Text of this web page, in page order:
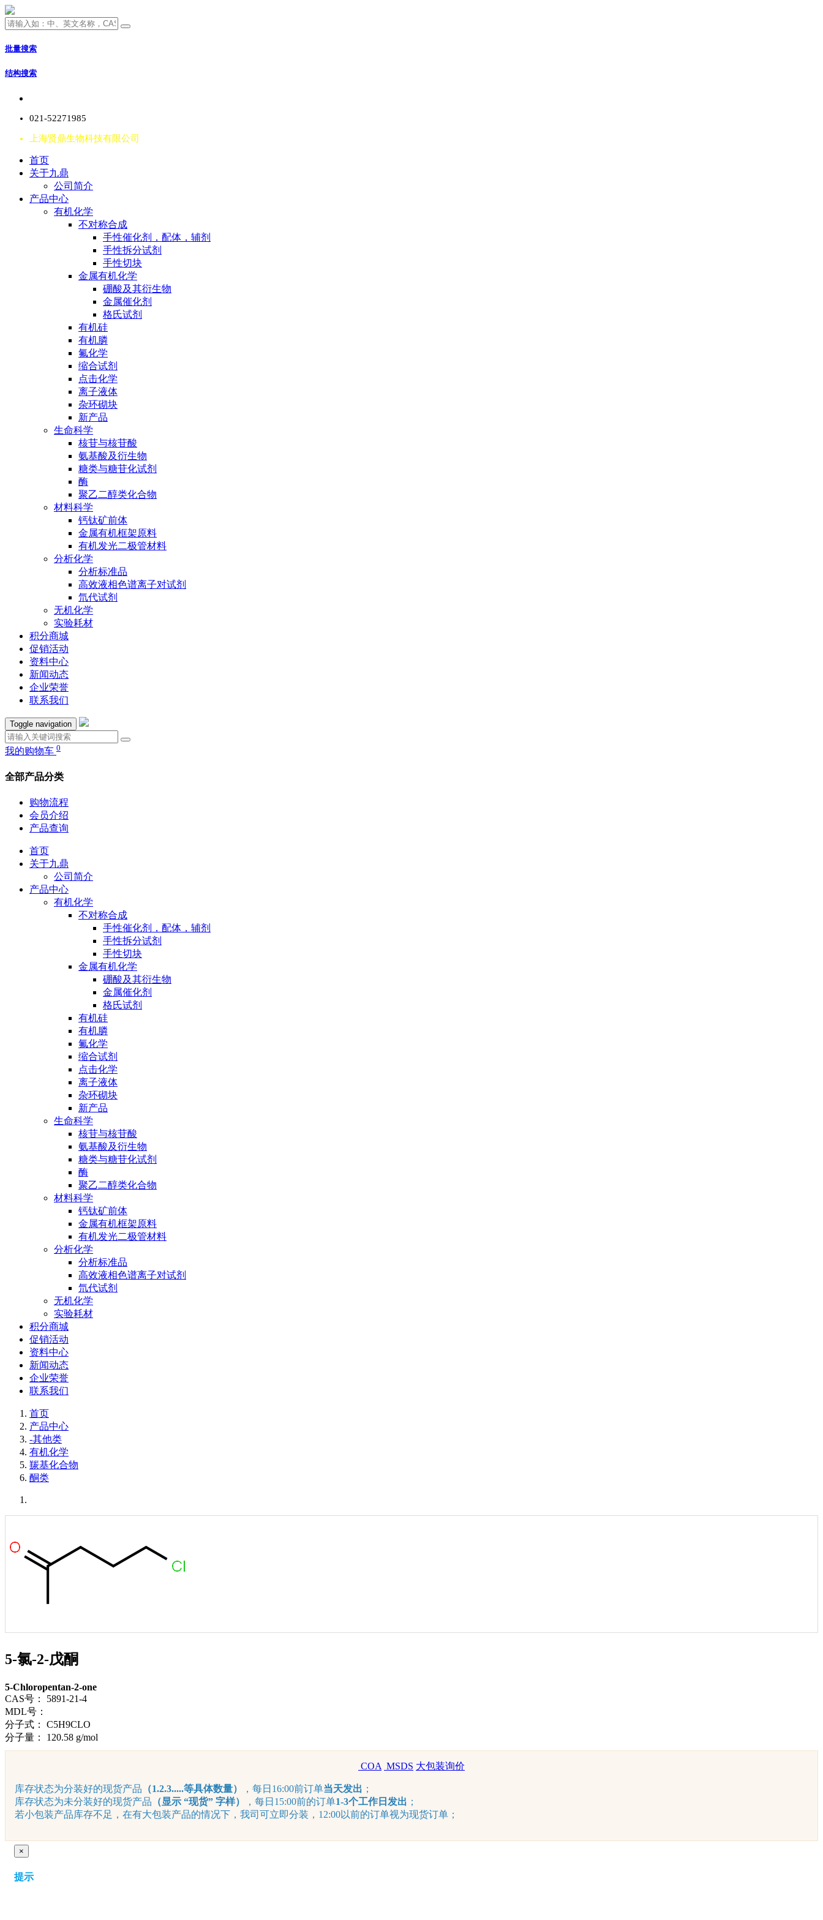
批量搜索
结构搜索
021-52271985
上海贤鼎生物科技有限公司
首页
关于九鼎
公司简介
产品中心
有机化学
不对称合成
手性催化剂，配体，辅剂
手性拆分试剂
手性切块
金属有机化学
硼酸及其衍生物
金属催化剂
格氏试剂
有机硅
有机膦
氟化学
缩合试剂
点击化学
离子液体
杂环砌块
新产品
生命科学
核苷与核苷酸
氨基酸及衍生物
糖类与糖苷化试剂
酶
聚乙二醇类化合物
材料科学
钙钛矿前体
金属有机框架原料
有机发光二极管材料
分析化学
分析标准品
高效液相色谱离子对试剂
氘代试剂
无机化学
实验耗材
积分商城
促销活动
资料中心
新闻动态
企业荣誉
联系我们
Toggle navigation
我的购物车 0
全部产品分类
购物流程
会员介绍
产品查询
首页
关于九鼎
公司简介
产品中心
有机化学
不对称合成
手性催化剂，配体，辅剂
手性拆分试剂
手性切块
金属有机化学
硼酸及其衍生物
金属催化剂
格氏试剂
有机硅
有机膦
氟化学
缩合试剂
点击化学
离子液体
杂环砌块
新产品
生命科学
核苷与核苷酸
氨基酸及衍生物
糖类与糖苷化试剂
酶
聚乙二醇类化合物
材料科学
钙钛矿前体
金属有机框架原料
有机发光二极管材料
分析化学
分析标准品
高效液相色谱离子对试剂
氘代试剂
无机化学
实验耗材
积分商城
促销活动
资料中心
新闻动态
企业荣誉
联系我们
首页
产品中心
-其他类
有机化学
羰基化合物
酮类
5-氯-2-戊酮
5-Chloropentan-2-one
CAS号：
5891-21-4
MDL号：
分子式：
C5H9CLO
分子量：
120.58 g/mol
COA MSDS 大包装询价
库存状态为分装好的现货产品 （1.2.3.....等具体数量） ，每日16:00前订单当天发出 ；
库存状态为未分装好的现货产品 （显示 “现货” 字样） ，每日15:00前的订单1-3个工作日发出 ；
若小包装产品库存不足，在有大包装产品的情况下，我司可立即分装，12:00以前的订单视为现货订单；
×
提示